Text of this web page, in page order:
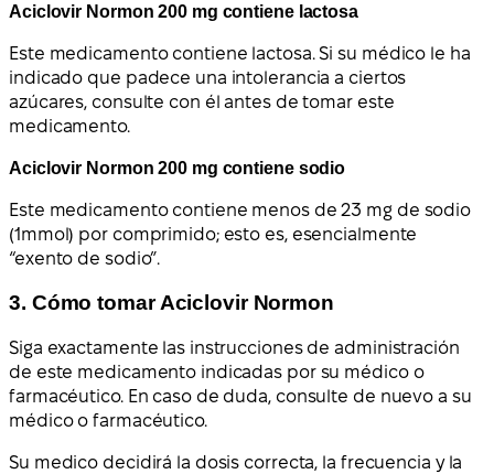
Aciclovir Normon 200 mg contiene lactosa
Este medicamento contiene lactosa. Si su médico le ha
indicado que padece una intolerancia a ciertos
azúcares, consulte con él antes de tomar este
medicamento.
Aciclovir Normon 200 mg contiene sodio
Este medicamento contiene menos de 23 mg de sodio
(1mmol) por comprimido; esto es, esencialmente
“exento de sodio”.
3. Cómo tomar Aciclovir Normon
Siga exactamente las instrucciones de administración
de este medicamento indicadas por su médico o
farmacéutico. En caso de duda, consulte de nuevo a su
médico o farmacéutico.
Su medico decidirá la dosis correcta, la frecuencia y la